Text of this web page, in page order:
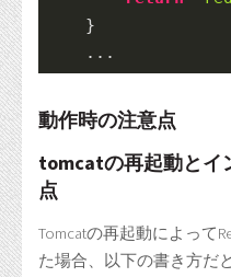
    }
    ...
動作時の注意点
tomcatの再起動とイ
点
Tomcatの再起動によって
た場合、以下の書き方だ